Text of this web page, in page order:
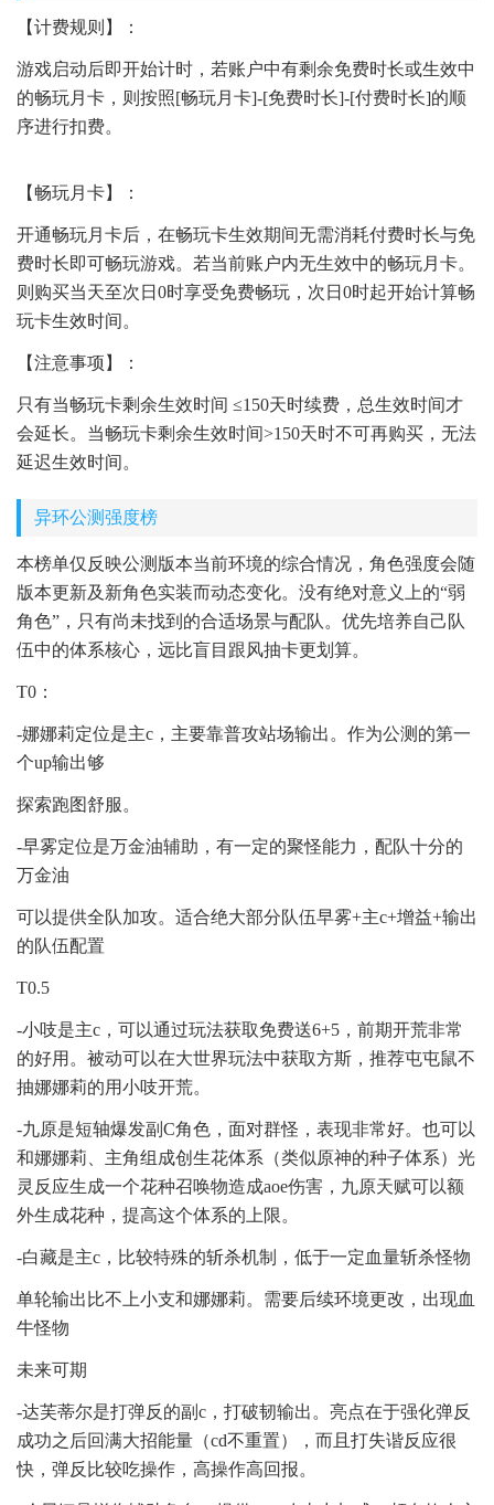
【计费规则】：
游戏启动后即开始计时，若账户中有剩余免费时长或生效中
的畅玩月卡，则按照[畅玩月卡]-[免费时长]-[付费时长]的顺
序进行扣费。
【畅玩月卡】：
开通畅玩月卡后，在畅玩卡生效期间无需消耗付费时长与免
费时长即可畅玩游戏。若当前账户内无生效中的畅玩月卡。
则购买当天至次日0时享受免费畅玩，次日0时起开始计算畅
玩卡生效时间。
【注意事项】：
只有当畅玩卡剩余生效时间 ≤150天时续费，总生效时间才
会延长。当畅玩卡剩余生效时间>150天时不可再购买，无法
延迟生效时间。
异环公测强度榜
本榜单仅反映公测版本当前环境的综合情况，角色强度会随
版本更新及新角色实装而动态变化。没有绝对意义上的“弱
角色”，只有尚未找到的合适场景与配队。优先培养自己队
伍中的体系核心，远比盲目跟风抽卡更划算。
T0：
-娜娜莉定位是主c，主要靠普攻站场输出。作为公测的第一
个up输出够
探索跑图舒服。
-早雾定位是万金油辅助，有一定的聚怪能力，配队十分的
万金油
可以提供全队加攻。适合绝大部分队伍早雾+主c+增益+输出
的队伍配置
T0.5
-小吱是主c，可以通过玩法获取免费送6+5，前期开荒非常
的好用。被动可以在大世界玩法中获取方斯，推荐屯屯鼠不
抽娜娜莉的用小吱开荒。
-九原是短轴爆发副C角色，面对群怪，表现非常好。也可以
和娜娜莉、主角组成创生花体系（类似原神的种子体系）光
灵反应生成一个花种召唤物造成aoe伤害，九原天赋可以额
外生成花种，提高这个体系的上限。
-白藏是主c，比较特殊的斩杀机制，低于一定血量斩杀怪物
单轮输出比不上小支和娜娜莉。需要后续环境更改，出现血
牛怪物
未来可期
-达芙蒂尔是打弹反的副c，打破韧输出。亮点在于强化弹反
成功之后回满大招能量（cd不重置），而且打失谐反应很
快，弹反比较吃操作，高操作高回报。